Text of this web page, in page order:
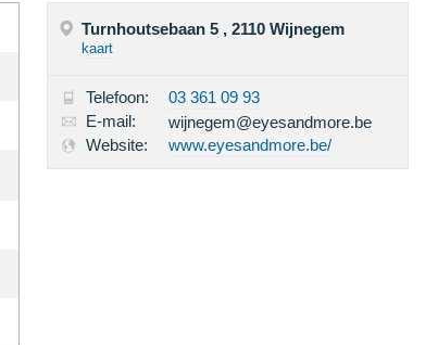
Turnhoutsebaan 5 , 2110 Wijnegem
kaart
Telefoon:
03 361 09 93
E-mail:
wijnegem@eyesandmore.be
Website:
www.eyesandmore.be/